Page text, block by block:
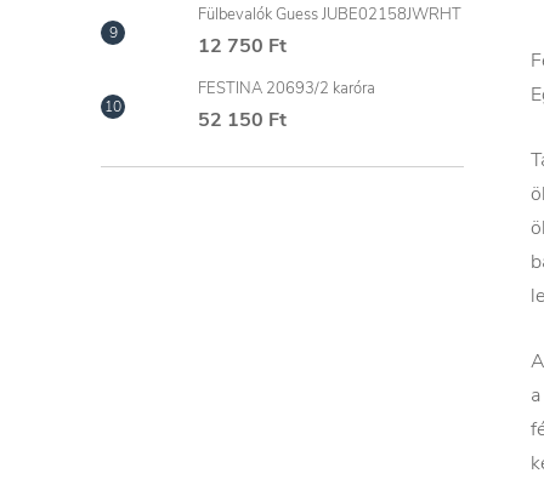
Fülbevalók Guess JUBE02158JWRHT
12 750 Ft
FESTINA 20693/2 karóra
52 150 Ft